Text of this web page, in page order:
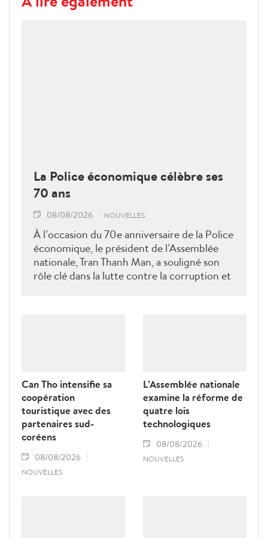
La Police économique célèbre ses
70 ans
08/08/2026 NOUVELLES
À l’occasion du 70e anniversaire de la Police
économique, le président de l’Assemblée
nationale, Tran Thanh Man, a souligné son
rôle clé dans la lutte contre la corruption et
Can Tho intensifie sa
coopération
touristique avec des
partenaires sud-
coréens
08/08/2026
NOUVELLES
L’Assemblée nationale
examine la réforme de
quatre lois
technologiques
08/08/2026
NOUVELLES